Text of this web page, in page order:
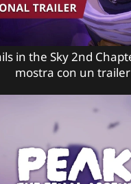
in the Sky 2nd
mostra con un trailer